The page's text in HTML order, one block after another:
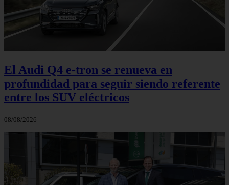
El Audi Q4 e-tron se renueva en
profundidad para seguir siendo referente
entre los SUV eléctricos
08/08/2026